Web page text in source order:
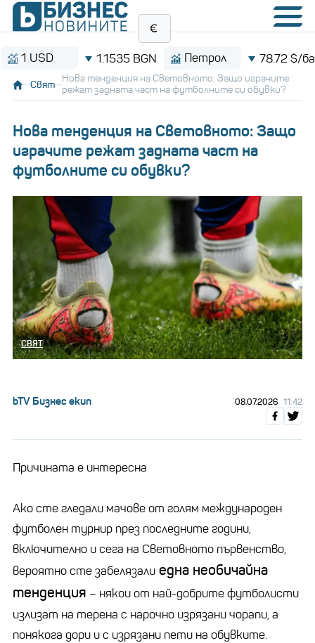
1.1535 BGN Петрол 78.72 $/барел
Свят
Нова тенденция на Световното: Защо играчите
режат задната част на футболните си обувки?
Нова тенденция на Световното: Защо
играчите режат задната част на
футболните си обувки?
СВЯТ
bTV Бизнес екип 08.07.2026 11:42
Причината е интересна
Ако сте гледали мачове от голям международен
футболен турнир през последните години,
включително и сега на Световното първенство,
вероятно сте забелязали една необичайна
тенденция – някои от най-добрите футболисти
излизат на терена с нарочно изрязани чорапи, а
понякога дори и с изрязани пети на обувките.